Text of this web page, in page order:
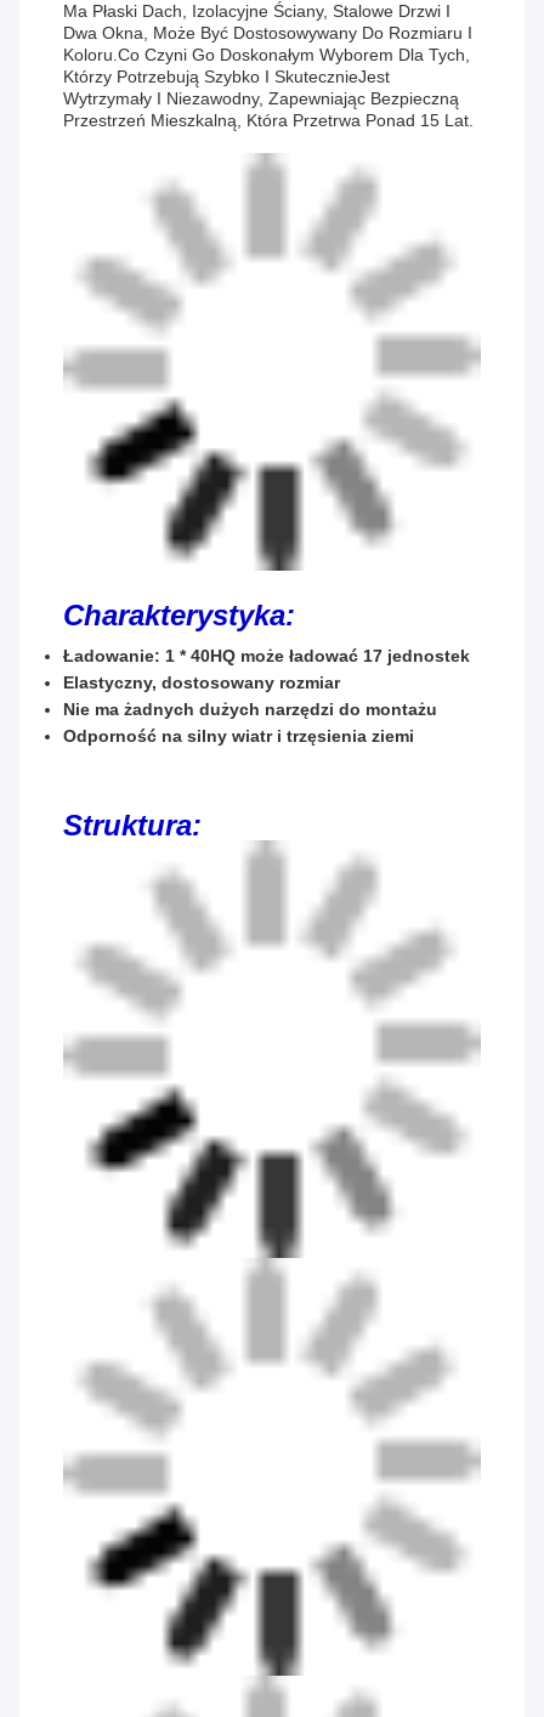
Ma Płaski Dach, Izolacyjne Ściany, Stalowe Drzwi I
Dwa Okna, Może Być Dostosowywany Do Rozmiaru I
Koloru.co Czyni Go Doskonałym Wyborem Dla Tych,
Którzy Potrzebują Szybko I SkutecznieJest
Wytrzymały I Niezawodny, Zapewniając Bezpieczną
Przestrzeń Mieszkalną, Która Przetrwa Ponad 15 Lat.
Charakterystyka:
Ładowanie: 1 * 40HQ może ładować 17 jednostek
Elastyczny, dostosowany rozmiar
Nie ma żadnych dużych narzędzi do montażu
Odporność na silny wiatr i trzęsienia ziemi
Struktura: